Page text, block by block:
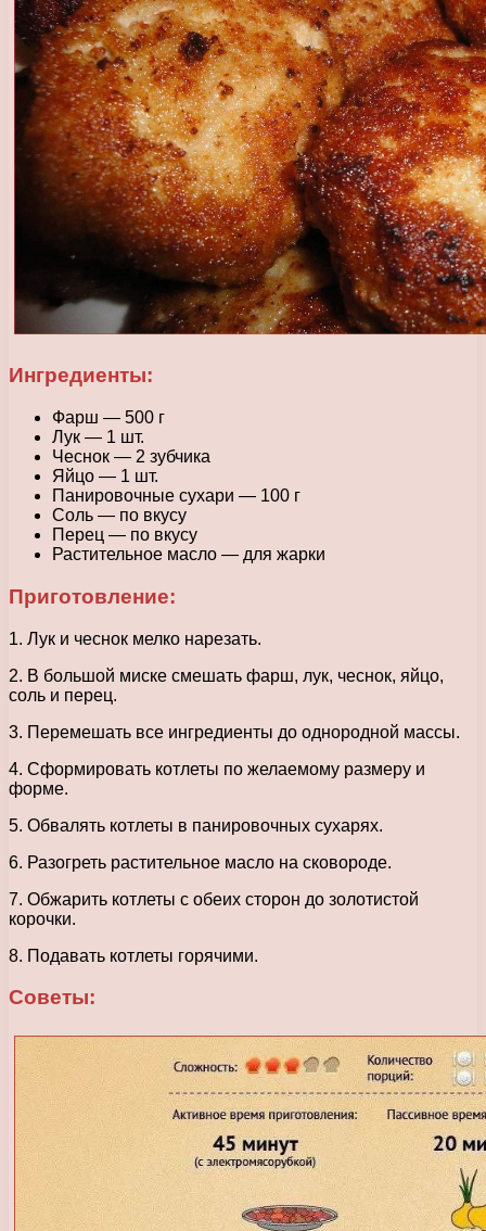
Ингредиенты:
Фарш — 500 г
Лук — 1 шт.
Чеснок — 2 зубчика
Яйцо — 1 шт.
Панировочные сухари — 100 г
Соль — по вкусу
Перец — по вкусу
Растительное масло — для жарки
Приготовление:
1. Лук и чеснок мелко нарезать.
2. В большой миске смешать фарш, лук, чеснок, яйцо,
соль и перец.
3. Перемешать все ингредиенты до однородной массы.
4. Сформировать котлеты по желаемому размеру и
форме.
5. Обвалять котлеты в панировочных сухарях.
6. Разогреть растительное масло на сковороде.
7. Обжарить котлеты с обеих сторон до золотистой
корочки.
8. Подавать котлеты горячими.
Советы: